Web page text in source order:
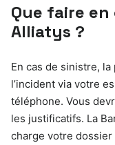
Que faire
Alliatys ?
En cas de sinistre,
l’incident via votre
téléphone. Vous
les justificatifs. La
charge votre